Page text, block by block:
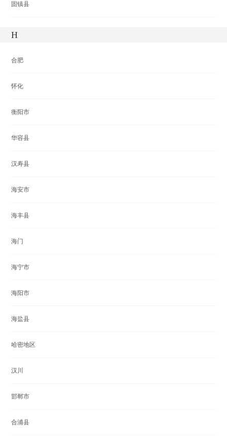
固镇县
H
合肥
怀化
衡阳市
华容县
汉寿县
海安市
海丰县
海门
海宁市
海阳市
海盐县
哈密地区
汉川
邯郸市
合浦县